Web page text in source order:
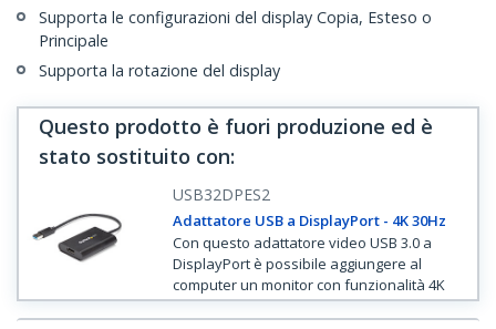
Supporta le configurazioni del display Copia, Esteso o
Principale
Supporta la rotazione del display
Questo prodotto è fuori produzione ed è
stato sostituito con:
USB32DPES2
Adattatore USB a DisplayPort - 4K 30Hz
Con questo adattatore video USB 3.0 a
DisplayPort è possibile aggiungere al
computer un monitor con funzionalità 4K